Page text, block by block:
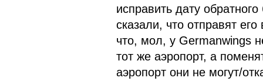
исправить дату
сказали, что отправят
что, мол, у Germanwings
тот же аэропорт, а
аэропорт они не могут/